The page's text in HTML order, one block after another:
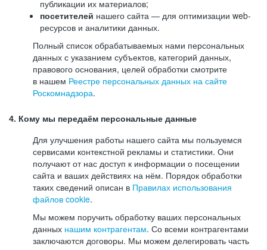
публикации их материалов;
посетителей нашего сайта — для оптимизации web-
ресурсов и аналитики данных.
Полный список обрабатываемых нами персональных
данных с указанием субъектов, категорий данных,
правового основания, целей обработки смотрите
в нашем Реестре персональных данных на сайте
Роскомнадзора.
4. Кому мы передаём персональные данные
Для улучшения работы нашего сайта мы пользуемся
сервисами контекстной рекламы и статистики. Они
получают от нас доступ к информации о посещении
сайта и ваших действиях на нём. Порядок обработки
таких сведений описан в Правилах использования
файлов cookie.
Мы можем поручить обработку ваших персональных
данных нашим контрагентам. Со всеми контрагентами
заключаются договоры. Мы можем делегировать часть